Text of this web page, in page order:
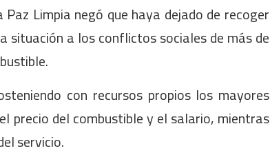
Limpia negó que haya dejado de recoger
a los conflictos sociales de más de
con recursos propios los mayores
precio del combustible y el salario, mientras
servicio.